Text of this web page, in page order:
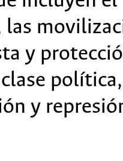
y
y